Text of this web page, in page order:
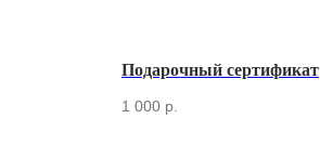
Подарочный сертификат
1 000 р.